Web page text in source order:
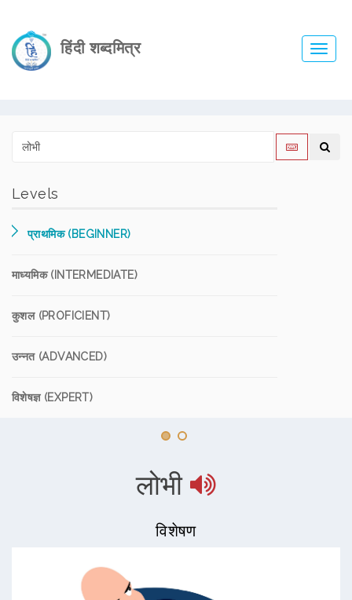
हिंदी शब्दमित्र
Levels
प्राथमिक (BEGINNER)
माध्यमिक (INTERMEDIATE)
कुशल (PROFICIENT)
उन्नत (ADVANCED)
विशेषज्ञ (EXPERT)
लोभी
विशेषण